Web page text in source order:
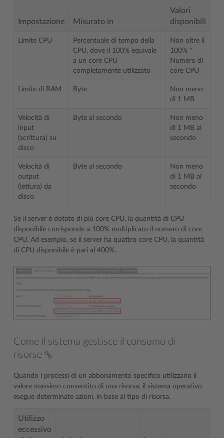
Impostazione Misurato in
Valori
disponibili
Limite CPU
Percentuale di tempo della
CPU, dove il 100% equivale
a un core CPU
completamente utilizzato
Non oltre il
100% *
Numero di
core CPU
Limite di RAM Byte
Non meno
di 1 MB
Velocità di
input
(scrittura) su
disco
Byte al secondo
Non meno
di 1 MB al
secondo
Velocità di
output
(lettura) da
disco
Byte al secondo
Non meno
di 1 MB al
secondo
Se il server è dotato di più core CPU, la quantità di CPU
disponibile corrisponde a 100% moltiplicato il numero di core
CPU. Ad esempio, se il server ha quattro core CPU, la quantità
di CPU disponibile è pari al 400%.
Come il sistema gestisce il consumo di
risorse
Quando i processi di un abbonamento specifico utilizzano il
valore massimo consentito di una risorsa, il sistema operativo
esegue determinate azioni, in base al tipo di risorsa.
Utilizzo
eccessivo